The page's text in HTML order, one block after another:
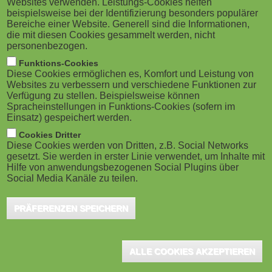
M
o
b
i
l
e
)
Fit für künstliche Intelligenz:
Zusatzqualifikation für...
Berlin/Reutlingen, Mai 2024 - 13 Auszubildende
IHK Reutlingen erfolgreich den Pilotdurchlauf der
neuen...
Textverstehen mit Künstlicher
Intelligenz
untersucht und entsprechende Maßnahmen
Websites verwenden. Leistungs-Cookies helfen
beispielsweise bei der Identifizierung besonders populärer
Bereiche einer Website. Generell sind die Informationen,
die mit diesen Cookies gesammelt werden, nicht
personenbezogen.
Funktions-Cookies
Diese Cookies ermöglichen es, Komfort und Leistung von
Websites zu verbessern und verschiedene Funktionen zur
Verfügung zu stellen. Beispielsweise können
Spracheinstellungen in Funktions-Cookies (sofern im
Einsatz) gespeichert werden.
Cookies Dritter
Diese Cookies werden von Dritten, z.B. Social Networks
gesetzt. Sie werden in erster Linie verwendet, um Inhalte mit
Hilfe von anwendungsbezogenen Social Plugins über
Social Media Kanäle zu teilen.
PRÄFERENZEN SPEICHERN
ALLE COOKIES AKZEPTIEREN